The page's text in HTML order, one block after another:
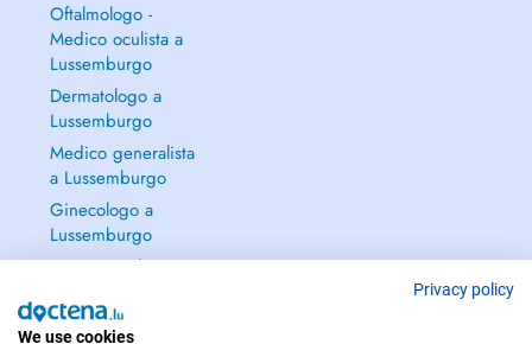
Oftalmologo -
Medico oculista a
Lussemburgo
Dermatologo a
Lussemburgo
Medico generalista
a Lussemburgo
Ginecologo a
Lussemburgo
Continua a leggere
Privacy policy
We use cookies